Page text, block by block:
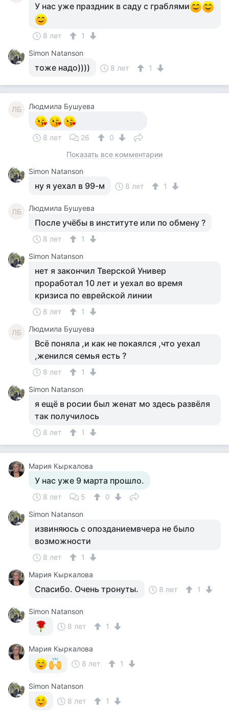
У нас уже праздник в саду с граблями
8 лет
1
Simon Natanson
тоже надо)))) 8 лет 1
ЛБ Людмила Бушуева
8 лет 26
0
Показать все комментарии
Simon Natanson
ну я уехал в 99-м 8 лет 1
ЛБ Людмила Бушуева
После учёбы в институте или по обмену ?
8 лет
1
Simon Natanson
нет я закончил Тверской Универ
проработал 10 лет и уехал во время
кризиса по еврейской линии
8 лет 1
ЛБ Людмила Бушуева
Всё поняла ,и как не покаялся ,что уехал
,женился семья есть ?
8 лет
1
Simon Natanson
я ещё в росии был женат мо здесь развёля
так получилось
8 лет 1
Мария Кыркалова
У нас уже 9 марта прошло.
8 лет 5
0
Simon Natanson
извиняюсь с опозданиемвчера не было
возможности
8 лет
1
Мария Кыркалова
Спасибо. Очень тронуты. 8 лет 1
Simon Natanson
8 лет
1
Мария Кыркалова
8 лет
1
Simon Natanson
8 лет
1